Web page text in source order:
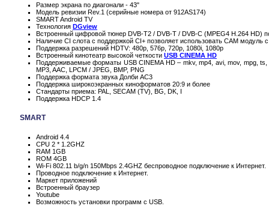
Размер экрана по диагонали - 43"
Модель ревизии Rev.1 (серийные номера от 912AS174)
SMART Android TV
Технология DGview
Встроенный цифровой тюнер DVB-T2 / DVB-T / DVB-C (MPEG4 H.264 HD)
Наличие CI слота с поддержкой CI+ позволяет использовать CAM модуль
Поддержка разрешений HDTV: 480p, 576p, 720p, 1080i, 1080p
Встроенный кинотеатр высокой четкости USB CINEMA HD
Поддерживаемые форматы USB CINEMA HD – mkv, mp4, avi, mov, mpg,
MP3, AAC, LPCM / JPEG, BMP, PNG
Поддержка формата звука Долби AC3
Поддержка широкоэкранных киноформатов 20:9 и более
Стандарты приема: PAL, SECAM (TV), BG, DK, I
Поддержка HDCP 1.4
SMART
Android 4.4
CPU 2 * 1.2GHZ
RAM 1GB
ROM 4GB
Wi-Fi 802.11 b/g/n 150Mbps 2.4GHZ беспроводное подключение к Интернет.
Проводное подключение к Интернет.
Маркет приложений
Встроенный браузер
Youtube
Возможность установки программ с USB.